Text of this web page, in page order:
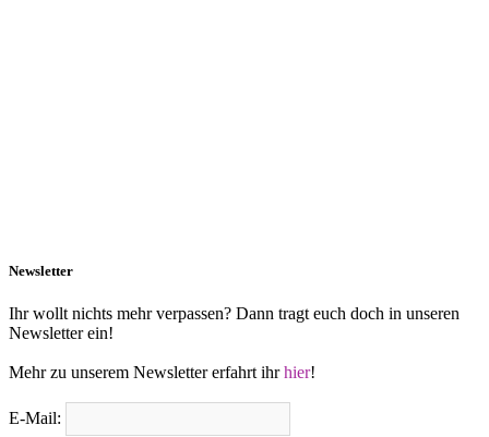
Newsletter
Ihr wollt nichts mehr verpassen? Dann tragt euch doch in unseren
Newsletter ein!
Mehr zu unserem Newsletter erfahrt ihrhier!
E-Mail: